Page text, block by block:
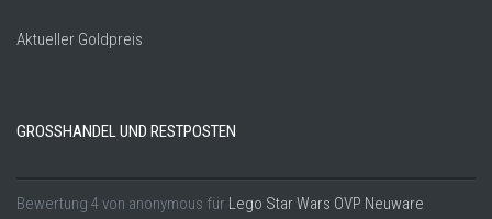
Aktueller Goldpreis
GROSSHANDEL UND RESTPOSTEN
Bewertung 4 von anonymous für Lego Star Wars OVP Neuware